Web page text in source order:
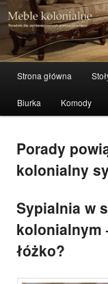
Meble
meble stylowe,
Przeskocz do tekstu
Przeskocz do
Strona główna
Biurka Komody
Porady
kolonialny
Sypialnia w
kolonialnym
łóżko?